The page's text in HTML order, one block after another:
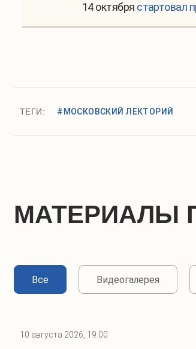
14 октября стартовал
ТЕГИ: #МОСКОВСКИЙ ЛЕКТОРИЙ
МАТЕРИАЛЫ
Все Видеогалерея
10 августа 2026, 19:00